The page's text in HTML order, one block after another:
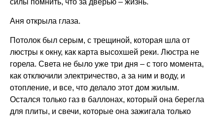
силы помнить, что за дверью – жизнь.
Аня открыла глаза.
Потолок был серым, с трещиной, которая шла от
люстры к окну, как карта высохшей реки. Люстра не
горела. Света не было уже три дня – с того момента,
как отключили электричество, а за ним и воду, и
отопление, и все, что делало этот дом жилым.
Остался только газ в баллонах, который она берегла
для плиты, и свечи, которые она зажигала только